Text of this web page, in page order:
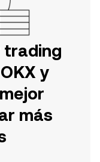
trading
y
más